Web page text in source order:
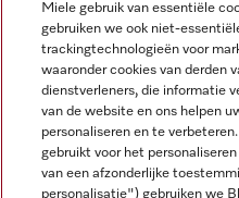
Miele op Instagram
Miele op Facebook
Miele op Youtube
Miele gebruik van essentiële
gebruiken we ook niet-
trackingtechnologieën voor
waaronder cookies van derden
dienstverleners, die informatie
van de website en ons helpen
personaliseren en te
gebruikt voor het
van een afzonderlijke
personalisatie") gebruiken we